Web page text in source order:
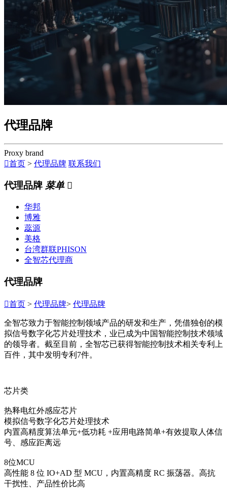
代理品牌
Proxy brand
首页 > 代理品牌 联系我们
代理品牌 菜单 
华邦
博雅
蕊源
美格
台湾群联PHISON
全智芯代理商
代理品牌
首页 > 代理品牌> 代理品牌
全智芯致力于智能控制领域产品的研发和生产，凭借独创的模
拟信号数字化芯片处理技术，业已成为中国智能控制技术领域
的领导者。截至目前，全智芯已获得智能控制技术相关专利上
百件，其中发明专利7件。
芯片类
热释电红外感应芯片
模拟信号数字化芯片处理技术
内置高精度算法单元+低功耗 +应用电路简单+有效提取人体信
号、感应距离远
8位MCU
高性能 8 位 IO+AD 型 MCU，内置高精度 RC 振荡器。高抗
干扰性、产品性价比高